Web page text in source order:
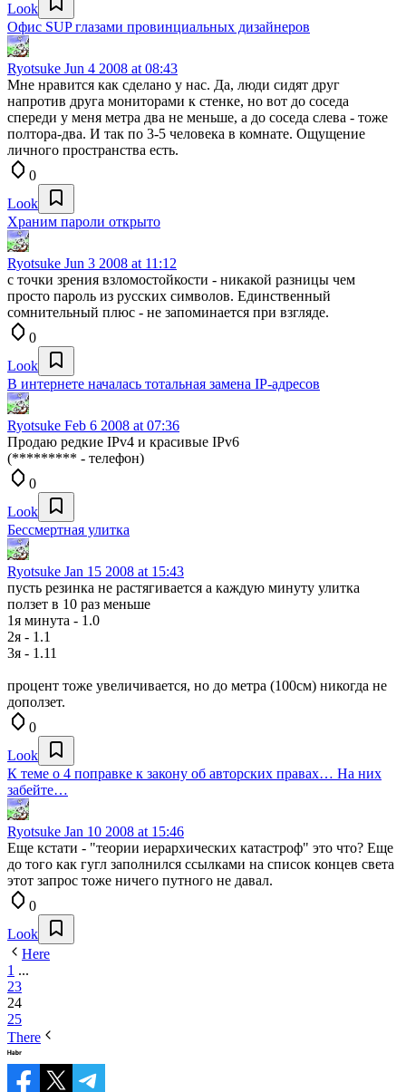
Look
Офис SUP глазами провинциальных дизайнеров
Ryotsuke Jun 4 2008 at 08:43
Мне нравится как сделано у нас. Да, люди сидят друг
напротив друга мониторами к стенке, но вот до соседа
спереди у меня метра два не меньше, а до соседа слева - тоже
полтора-два. И так по 3-5 человека в комнате. Ощущение
личного пространства есть.
0
Look
Храним пароли открыто
Ryotsuke Jun 3 2008 at 11:12
с точки зрения взломостойкости - никакой разницы чем
просто пароль из русских символов. Единственный
сомнительный плюс - не запоминается при взгляде.
0
Look
В интернете началась тотальная замена IP-адресов
Ryotsuke Feb 6 2008 at 07:36
Продаю редкие IPv4 и красивые IPv6
(********* - телефон)
0
Look
Бессмертная улитка
Ryotsuke Jan 15 2008 at 15:43
пусть резинка не растягивается а каждую минуту улитка
ползет в 10 раз меньше
1я минута - 1.0
2я - 1.1
3я - 1.11
процент тоже увеличивается, но до метра (100см) никогда не
доползет.
0
Look
К теме о 4 поправке к закону об авторских правах… На них
забейте…
Ryotsuke Jan 10 2008 at 15:46
Еще кстати - "теории иерархических катастроф" это что? Еще
до того как гугл заполнился ссылками на список концев света
этот запрос тоже ничего путного не давал.
0
Look
Here
1 ...
23
24
25
There